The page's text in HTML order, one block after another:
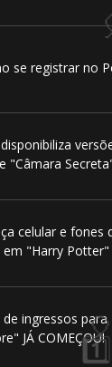
se registrar no
"Câmara
celular e fones
em "Harry Potter"
de ingressos
JÁ COMEÇOU!
🎈